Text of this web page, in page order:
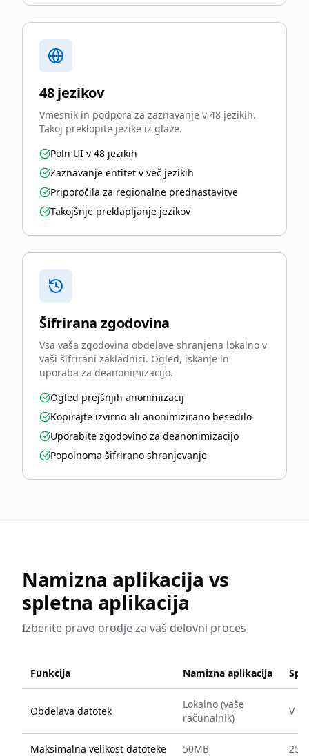
48 jezikov
Vmesnik in podpora za zaznavanje v 48 jezikih.
Takoj preklopite jezike iz glave.
Poln UI v 48 jezikih
Zaznavanje entitet v več jezikih
Priporočila za regionalne prednastavitve
Takojšnje preklapljanje jezikov
Šifrirana zgodovina
Vsa vaša zgodovina obdelave shranjena lokalno v
vaši šifrirani zakladnici. Ogled, iskanje in
uporaba za deanonimizacijo.
Ogled prejšnjih anonimizacij
Kopirajte izvirno ali anonimizirano besedilo
Uporabite zgodovino za deanonimizacijo
Popolnoma šifrirano shranjevanje
Namizna aplikacija vs
spletna aplikacija
Izberite pravo orodje za vaš delovni proces
Funkcija Namizna aplikacija
Obdelava datotek
Lokalno (vaše
računalnik)
V
Maksimalna velikost datoteke 50MB